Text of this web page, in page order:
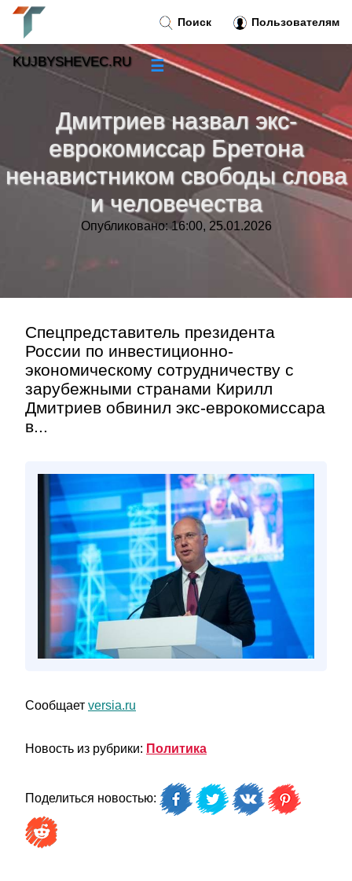
Дмитриев назвал экс-
еврокомиссар Бретона
ненавистником свободы слова
и человечества
Опубликовано: 16:00, 25.01.2026
Спецпредставитель президента
России по инвестиционно-
экономическому сотрудничеству с
зарубежными странами Кирилл
Дмитриев обвинил экс-еврокомиссара
в...
Сообщает versia.ru
Новость из рубрики: Политика
Поделиться новостью:
Поиск Пользователям
KUJBYSHEVEC.RU ☰
Новости
Тренды новостей »
Рубрики»
»